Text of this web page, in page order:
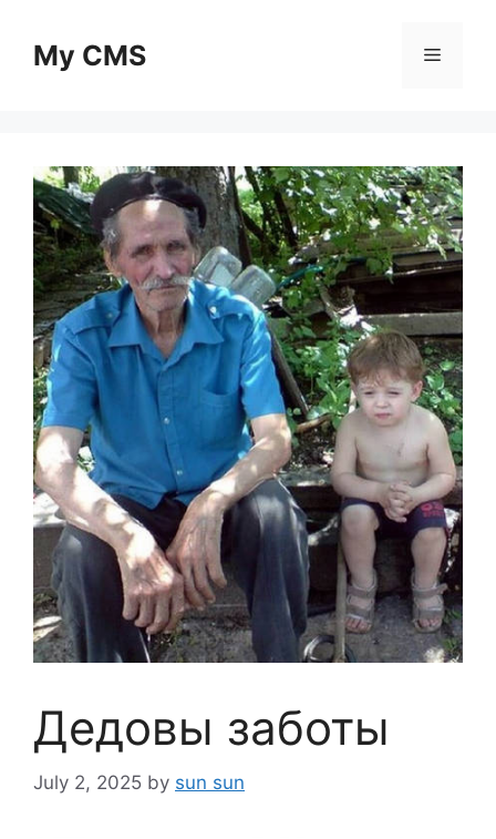
contentMy CMS Menu
Дедовы заботы
July 2, 2025 by sun sun